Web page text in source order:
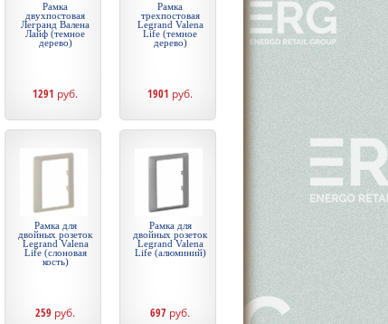
Рамка
двухпостовая
Легранд Валена
Лайф (темное
дерево)
1291 руб.
Рамка
трехпостовая
Legrand Valena
Life (темное
дерево)
1901 руб.
Рамка для
двойных розеток
Legrand Valena
Life (слоновая
кость)
259 руб.
Рамка для
двойных розеток
Legrand Valena
Life (алюминий)
697 руб.